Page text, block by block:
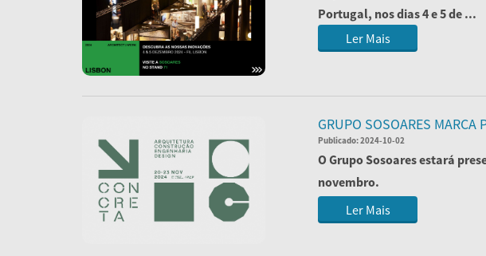
Portugal, nos dias 4 e 5 de ...
Ler Mais
GRUPO SOSOARES MARCA
Publicado:2024-10-02
O Grupo Sosoares estará
novembro.
Convidamo-lo a v...
Ler Mais